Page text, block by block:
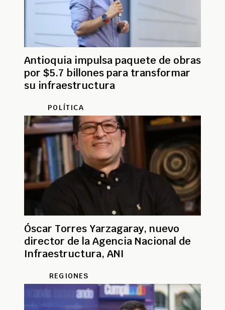
Antioquia impulsa paquete de obras
por $5.7 billones para transformar
su infraestructura
POLÍTICA
Óscar Torres Yarzagaray, nuevo
director de la Agencia Nacional de
Infraestructura, ANI
REGIONES